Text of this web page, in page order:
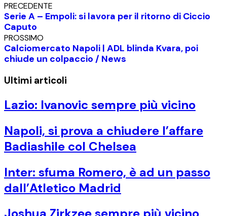
PRECEDENTE
Serie A – Empoli: si lavora per il ritorno di Ciccio
Caputo
PROSSIMO
Calciomercato Napoli | ADL blinda Kvara, poi
chiude un colpaccio / News
Ultimi articoli
Lazio: Ivanovic sempre più vicino
Napoli, si prova a chiudere l’affare
Badiashile col Chelsea
Inter: sfuma Romero, è ad un passo
dall’Atletico Madrid